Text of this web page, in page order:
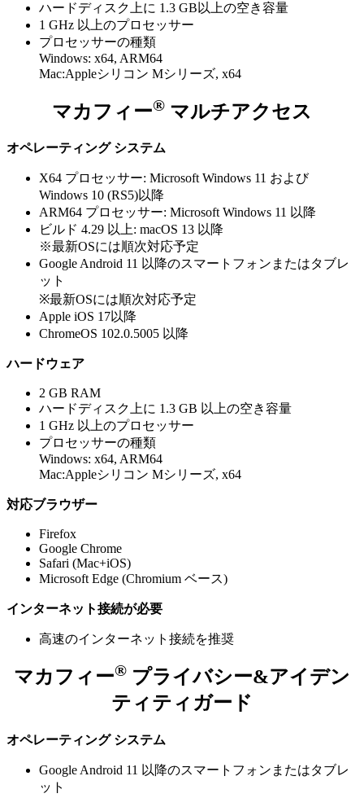
ハードディスク上に 1.3 GB以上の空き容量
1 GHz 以上のプロセッサー
プロセッサーの種類​
Windows: x64, ARM64
Mac:Appleシリコン Mシリーズ, x64​
マカフィー® マルチアクセス
オペレーティング システム
X64 プロセッサー: Microsoft Windows 11 および
Windows 10 (RS5)以降
ARM64 プロセッサー: Microsoft Windows 11 以降
ビルド 4.29 以上: macOS 13 以降
※最新OSには順次対応予定
Google Android 11 以降のスマートフォンまたはタブレ
ット
※最新OSには順次対応予定
Apple iOS 17以降
ChromeOS 102.0.5005 以降
ハードウェア
2 GB RAM
ハードディスク上に 1.3 GB 以上の空き容量
1 GHz 以上のプロセッサー
プロセッサーの種類​
Windows: x64, ARM64
Mac:Appleシリコン Mシリーズ, x64​
対応ブラウザー
Firefox
Google Chrome
Safari (Mac+iOS)
Microsoft Edge (Chromium ベース)
インターネット接続が必要
高速のインターネット接続を推奨
マカフィー® プライバシー&アイデン
ティティガード
オペレーティング システム
Google Android 11 以降のスマートフォンまたはタブレ
ット